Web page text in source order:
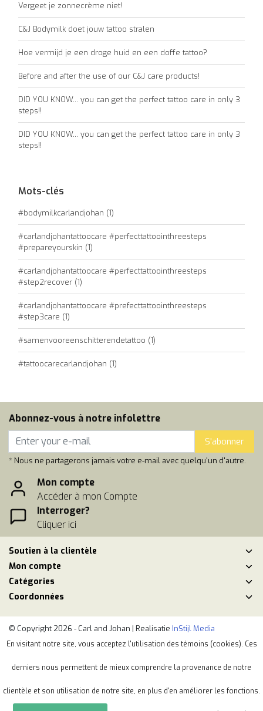
Vergeet je zonnecrème niet!
C&J Bodymilk doet jouw tattoo stralen
Hoe vermijd je een droge huid en een doffe tattoo?
Before and after the use of our C&J care products!
DID YOU KNOW... you can get the perfect tattoo care in only 3
steps!!
DID YOU KNOW... you can get the perfect tattoo care in only 3
steps!!
Mots-clés
#bodymilkcarlandjohan (1)
#carlandjohantattoocare #perfecttattoointhreesteps
#prepareyourskin (1)
#carlandjohantattoocare #perfecttattoointhreesteps
#step2recover (1)
#carlandjohantattoocare #prefecttattoointhreesteps
#step3care (1)
#samenvooreenschitterendetattoo (1)
#tattoocarecarlandjohan (1)
Abonnez-vous à notre infolettre
S'abonner
* Nous ne partagerons jamais votre e-mail avec quelqu'un d'autre.
Mon compte
Accéder à mon Compte
Interroger?
Cliquer ici
Soutien à la clientèle
Mon compte
Catégories
Coordonnées
© Copyright 2026 - Carl and Johan | Realisatie InStijl Media
Conditions générales de vente|Politique de respect de la vie privéé
En visitant notre site, vous acceptez l'utilisation des témoins (cookies). Ces
derniers nous permettent de mieux comprendre la provenance de notre
clientèle et son utilisation de notre site, en plus d'en améliorer les fonctions.